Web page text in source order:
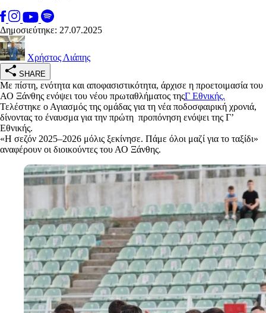
Δημοσιεύτηκε: 27.07.2025
Χρήστος Λιάπης
SHARE
Με πίστη, ενότητα και αποφασιστικότητα, άρχισε η προετοιμασία του
ΑΟ Ξάνθης ενόψει του νέου πρωταθλήματος τηςΓ Εθνικής.
Τελέστηκε ο Αγιασμός της ομάδας για τη νέα ποδοσφαιρική χρονιά,
δίνοντας το έναυσμα για την πρώτη προπόνηση ενόψει της Γ’
Εθνικής.
«Η σεζόν 2025–2026 μόλις ξεκίνησε. Πάμε όλοι μαζί για το ταξίδι»
αναφέρουν οι διοικούντες του ΑΟ Ξάνθης.